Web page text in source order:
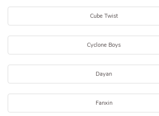
Cube Twist
Cyclone Boys
Dayan
Fanxin